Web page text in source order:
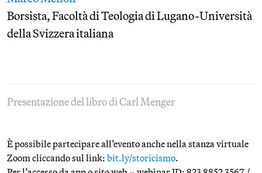
Borsista, Facoltà di Teologia di Lugano-Università
della Svizzera italiana
Presentazione del libro di Carl Menger
È possibile partecipare all’evento anche nella stanza virtuale
Zoom cliccando sul link: bit.ly/storicismo.